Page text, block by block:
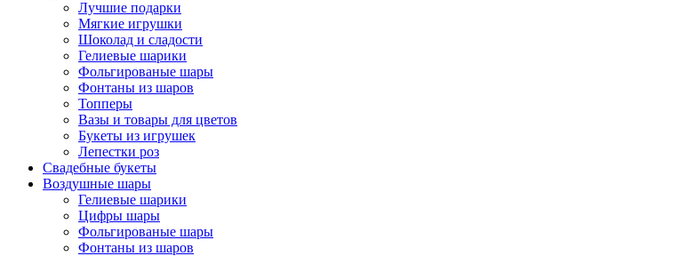
Лучшие подарки
Мягкие игрушки
Шоколад и сладости
Гелиевые шарики
Фольгированые шары
Фонтаны из шаров
Топперы
Вазы и товары для цветов
Букеты из игрушек
Лепестки роз
Свадебные букеты
Воздушные шары
Гелиевые шарики
Цифры шары
Фольгированые шары
Фонтаны из шаров